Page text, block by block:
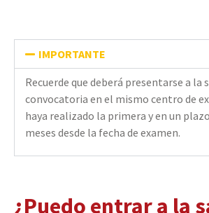
IMPORTANTE
Recuerde que deberá presentarse a la
convocatoria en el mismo centro de
haya realizado la primera y en un
meses desde la fecha de examen.
¿Puedo entrar a la